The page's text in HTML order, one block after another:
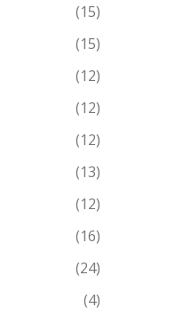
(15)
(15)
(12)
(12)
(12)
(13)
(12)
(16)
(24)
(4)